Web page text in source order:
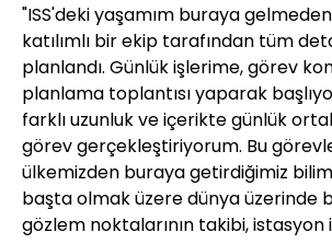
"ISS'deki yaşamım buraya
katılımlı bir ekip tarafından tüm
planlandı. Günlük işlerime, görev
planlama toplantısı yaparak
farklı uzunluk ve içerikte günlük
görev gerçekleştiriyorum. Bu
ülkemizden buraya getirdiğimiz
başta olmak üzere dünya üzerinde
gözlem noktalarının takibi,